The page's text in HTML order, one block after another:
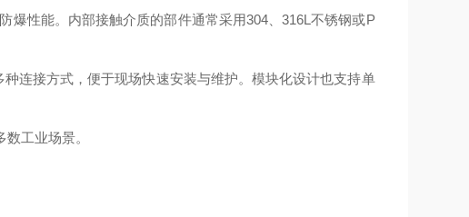
性能。内部接触介质的部件通常采用304、316L不锈钢或P
连接方式，便于现场快速安装与维护。模块化设计也支持单
工业场景。